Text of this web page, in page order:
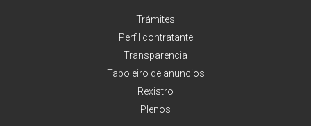
Trámites
Perfil contratante
Transparencia
Taboleiro de anuncios
Rexistro
Plenos